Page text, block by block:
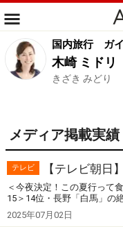
国内旅行 ガ
木崎 ミドリ
きざき みどり
メディア掲載実績
テレビ 【テレビ朝日
＜今夜決定！この夏行って
15＞14位・長野「白馬」の
2025年07月02日